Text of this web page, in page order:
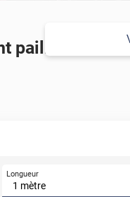
pailleté 3D
Longueur